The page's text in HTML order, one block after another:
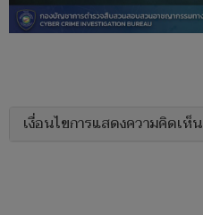
เงื่อนไขการแสดงความคิดเห็น